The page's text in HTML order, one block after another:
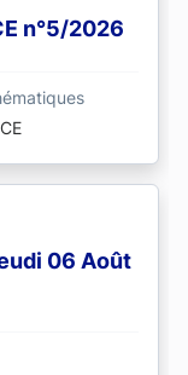
n°5/2026
06 Août